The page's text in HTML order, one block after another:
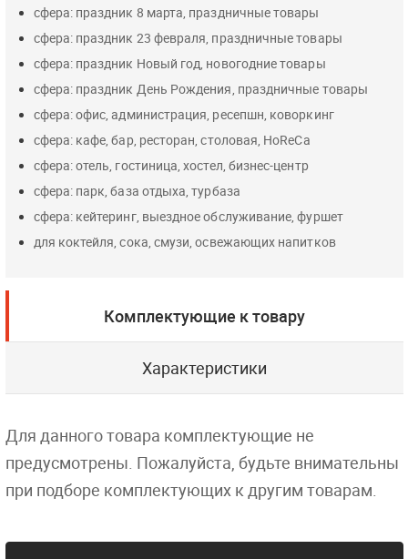
сфера: праздник 8 марта, праздничные товары
сфера: праздник 23 февраля, праздничные товары
сфера: праздник Новый год, новогодние товары
сфера: праздник День Рождения, праздничные товары
сфера: офис, администрация, ресепшн, коворкинг
сфера: кафе, бар, ресторан, столовая, HoReCa
сфера: отель, гостиница, хостел, бизнес-центр
сфера: парк, база отдыха, турбаза
сфера: кейтеринг, выездное обслуживание, фуршет
для коктейля, сока, смузи, освежающих напитков
Комплектующие к товару
Характеристики
Для данного товара комплектующие не
предусмотрены. Пожалуйста, будьте внимательны
при подборе комплектующих к другим товарам.